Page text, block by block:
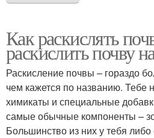
Как раскислять
раскислить почву
Раскисление почвы – гораздо
чем кажется по названию. Тебе
химикаты и специальные
самые обычные компоненты –
Большинство из них у тебя